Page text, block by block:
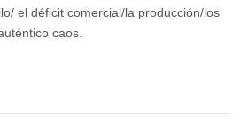
el déficit comercial/la producción/los
caos.